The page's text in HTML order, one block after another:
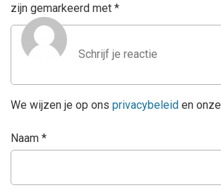
zijn gemarkeerd met *
We wijzen je op ons privacybeleid en onze
Naam *